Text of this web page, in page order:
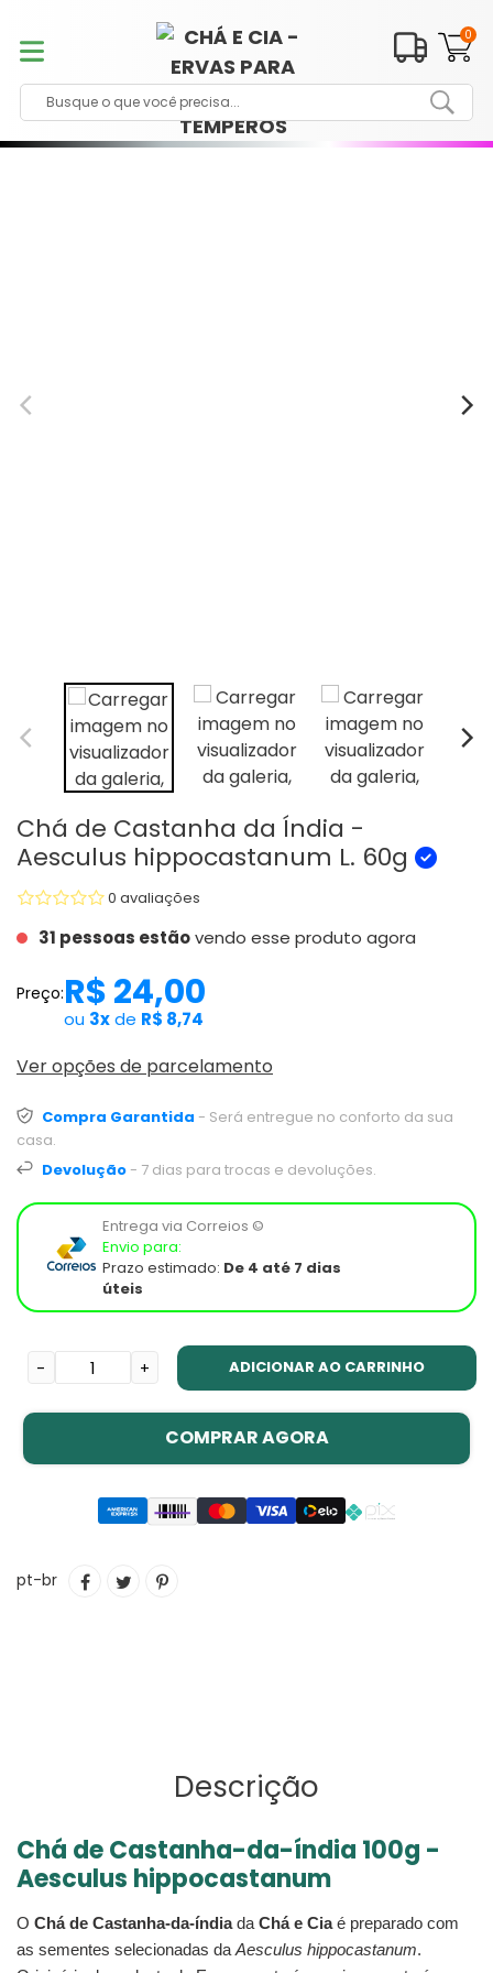
para
conteúdo
0
Chá de Castanha da Índia -
Aesculus hippocastanum L. 60g
0 avaliações
31 pessoas estãovendo esse produto agora
Preço:R$ 24,00
ou 3xde R$ 8,74
Ver opções de parcelamento
Compra Garantida - Será entregue no conforto da sua
casa.
Devolução - 7 dias para trocas e devoluções.
Entrega via Correios ©
Envio para:
Prazo estimado: De 4 até 7 dias
úteis
- + ADICIONAR AO CARRINHO
COMPRAR AGORA
o
pt-br
COMPARTILHAR
TUITARINCLUIR
Descrição
Chá de Castanha-da-índia 100g -
Aesculus hippocastanum
O Chá de Castanha-da-índiada Chá e Ciaé preparado com
as sementes selecionadas da Aesculus hippocastanum.